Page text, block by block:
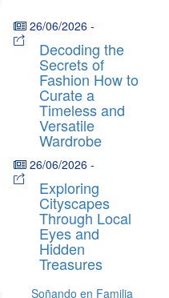
26/06/2026 -
Decoding the
Secrets of
Fashion How to
Curate a
Timeless and
Versatile
Wardrobe
26/06/2026 -
Exploring
Cityscapes
Through Local
Eyes and
Hidden
Treasures
Soñando en Familia